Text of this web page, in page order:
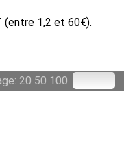
(entre 1,2 et 60€).
20 50 100